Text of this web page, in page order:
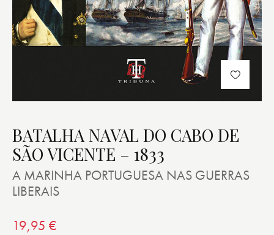
BATALHA NAVAL DO CABO DE
SÃO VICENTE – 1833
A MARINHA PORTUGUESA NAS GUERRAS
LIBERAIS
19,95 €